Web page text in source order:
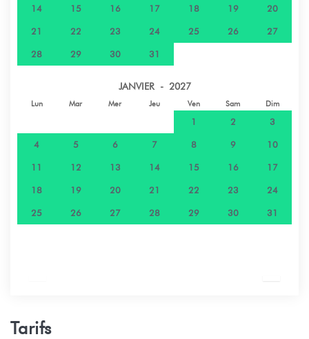
14 15 16 17 18 19 20
21 22 23 24 25 26 27
28 29 30 31
JANVIER - 2027
Lun Mar Mer Jeu Ven Sam Dim
1 2 3
4 5 6 7 8 9 10
11 12 13 14 15 16 17
18 19 20 21 22 23 24
25 26 27 28 29 30 31
Tarifs